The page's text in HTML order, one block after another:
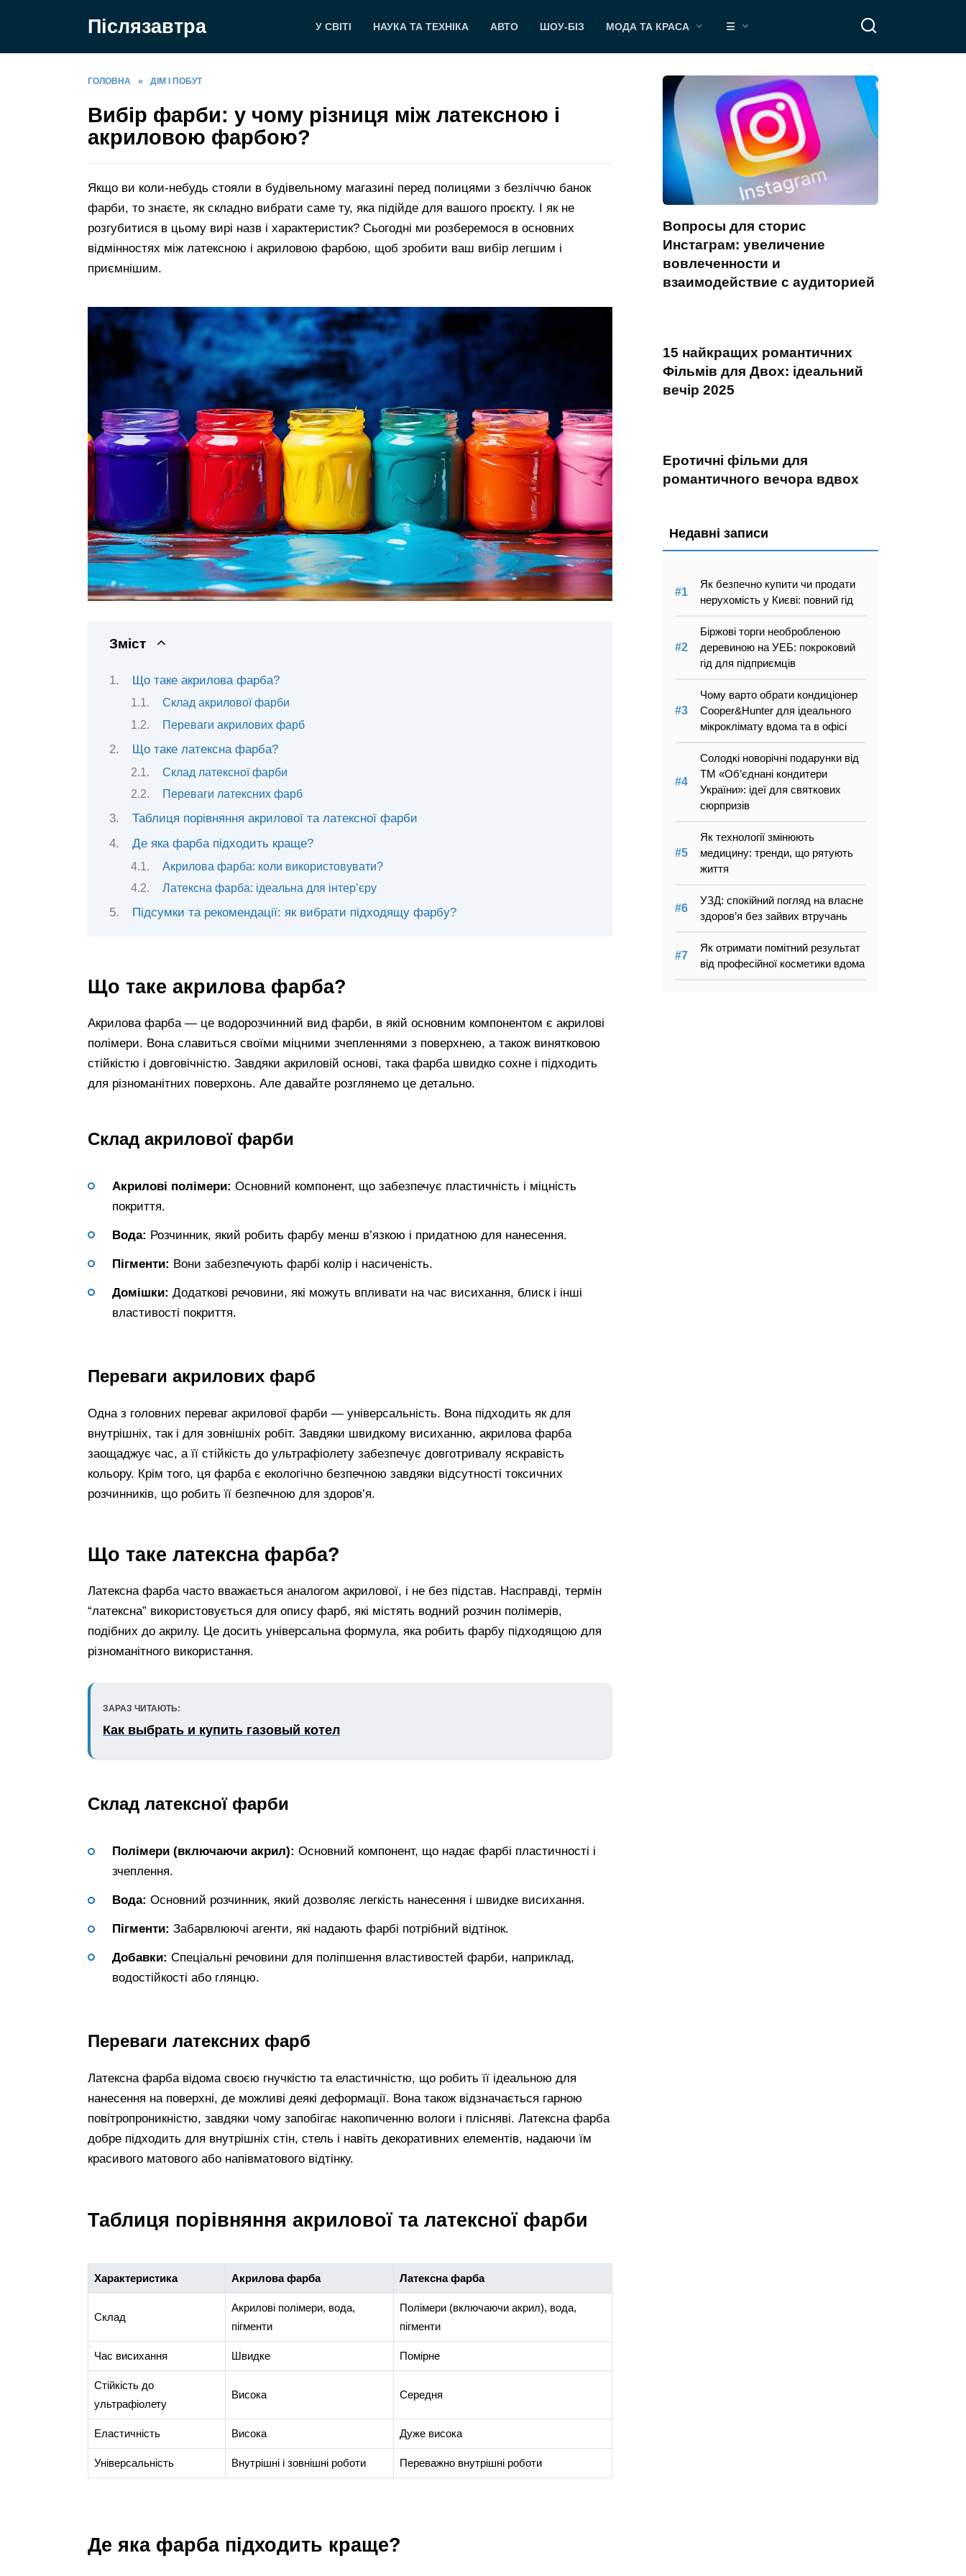
Післязавтра У СВІТІ НАУКА ТА ТЕХНІКА АВТО ШОУ-БІЗ МОДА ТА КРАСА ☰
ГОЛОВНА » ДІМ І ПОБУТ
Вибір фарби: у чому різниця між латексною і
акриловою фарбою?
Якщо ви коли-небудь стояли в будівельному магазині перед полицями з безліччю банок
фарби, то знаєте, як складно вибрати саме ту, яка підійде для вашого проєкту. І як не
розгубитися в цьому вирі назв і характеристик? Сьогодні ми розберемося в основних
відмінностях між латексною і акриловою фарбою, щоб зробити ваш вибір легшим і
приємнішим.
Зміст
Що таке акрилова фарба?
Склад акрилової фарби
Переваги акрилових фарб
Що таке латексна фарба?
Склад латексної фарби
Переваги латексних фарб
Таблиця порівняння акрилової та латексної фарби
Де яка фарба підходить краще?
Акрилова фарба: коли використовувати?
Латексна фарба: ідеальна для інтер’єру
Підсумки та рекомендації: як вибрати підходящу фарбу?
Що таке акрилова фарба?
Акрилова фарба — це водорозчинний вид фарби, в якій основним компонентом є акрилові
полімери. Вона славиться своїми міцними зчепленнями з поверхнею, а також винятковою
стійкістю і довговічністю. Завдяки акриловій основі, така фарба швидко сохне і підходить
для різноманітних поверхонь. Але давайте розглянемо це детально.
Склад акрилової фарби
Акрилові полімери: Основний компонент, що забезпечує пластичність і міцність
покриття.
Вода: Розчинник, який робить фарбу менш в’язкою і придатною для нанесення.
Пігменти: Вони забезпечують фарбі колір і насиченість.
Домішки: Додаткові речовини, які можуть впливати на час висихання, блиск і інші
властивості покриття.
Переваги акрилових фарб
Одна з головних переваг акрилової фарби — універсальність. Вона підходить як для
внутрішніх, так і для зовнішніх робіт. Завдяки швидкому висиханню, акрилова фарба
заощаджує час, а її стійкість до ультрафіолету забезпечує довготривалу яскравість
кольору. Крім того, ця фарба є екологічно безпечною завдяки відсутності токсичних
розчинників, що робить її безпечною для здоров’я.
Що таке латексна фарба?
Латексна фарба часто вважається аналогом акрилової, і не без підстав. Насправді, термін
“латексна” використовується для опису фарб, які містять водний розчин полімерів,
подібних до акрилу. Це досить універсальна формула, яка робить фарбу підходящою для
різноманітного використання.
ЗАРАЗ ЧИТАЮТЬ:
Как выбрать и купить газовый котел
Склад латексної фарби
Полімери (включаючи акрил): Основний компонент, що надає фарбі пластичності і
зчеплення.
Вода: Основний розчинник, який дозволяє легкість нанесення і швидке висихання.
Пігменти: Забарвлюючі агенти, які надають фарбі потрібний відтінок.
Добавки: Спеціальні речовини для поліпшення властивостей фарби, наприклад,
водостійкості або глянцю.
Переваги латексних фарб
Латексна фарба відома своєю гнучкістю та еластичністю, що робить її ідеальною для
нанесення на поверхні, де можливі деякі деформації. Вона також відзначається гарною
повітропроникністю, завдяки чому запобігає накопиченню вологи і плісняві. Латексна фарба
добре підходить для внутрішніх стін, стель і навіть декоративних елементів, надаючи їм
красивого матового або напівматового відтінку.
Таблиця порівняння акрилової та латексної фарби
Характеристика Акрилова фарба Латексна фарба
Склад
Акрилові полімери, вода,
пігменти
Полімери (включаючи акрил), вода,
пігменти
Час висихання Швидке Помірне
Стійкість до
ультрафіолету
Висока Середня
Еластичність Висока Дуже висока
Універсальність Внутрішні і зовнішні роботи Переважно внутрішні роботи
Де яка фарба підходить краще?
Вопросы для сторис
Инстаграм: увеличение
вовлеченности и
взаимодействие с аудиторией
15 найкращих романтичних
Фільмів для Двох: ідеальний
вечір 2025
Еротичні фільми для
романтичного вечора вдвох
Недавні записи
Як безпечно купити чи продати
нерухомість у Києві: повний гід
Біржові торги необробленою
деревиною на УЕБ: покроковий
гід для підприємців
Чому варто обрати кондиціонер
Cooper&Hunter для ідеального
мікроклімату вдома та в офісі
Солодкі новорічні подарунки від
ТМ «Об’єднані кондитери
України»: ідеї для святкових
сюрпризів
Як технології змінюють
медицину: тренди, що рятують
життя
УЗД: спокійний погляд на власне
здоров’я без зайвих втручань
Як отримати помітний результат
від професійної косметики вдома